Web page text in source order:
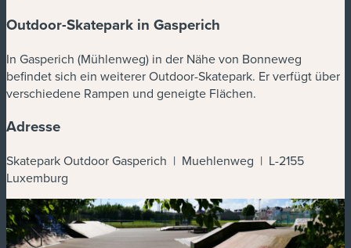
Outdoor-Skatepark in Gasperich
In Gasperich (Mühlenweg) in der Nähe von Bonneweg
befindet sich ein weiterer Outdoor-Skatepark. Er verfügt über
verschiedene Rampen und geneigte Flächen.
Adresse
Skatepark Outdoor Gasperich | Muehlenweg | L-2155
Luxemburg